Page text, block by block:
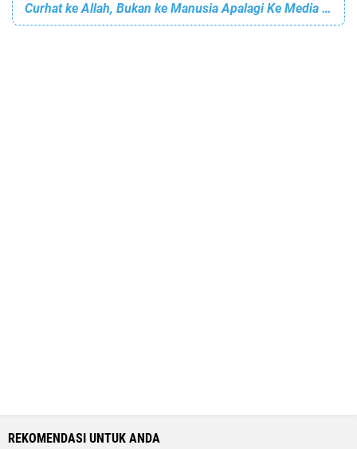
Curhat ke Allah, Bukan ke Manusia Apalagi Ke Media Sosial
REKOMENDASI UNTUK ANDA